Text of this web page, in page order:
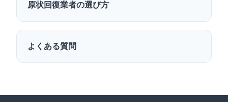
原状回復業者の選び方
よくある質問